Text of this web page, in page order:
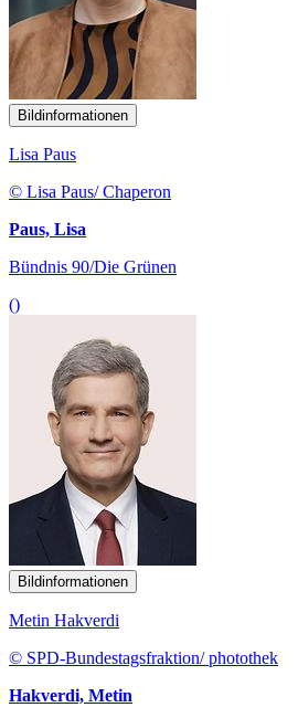
Bildinformationen
Lisa Paus
© Lisa Paus/ Chaperon
Paus, Lisa
Bündnis 90/Die Grünen
()
Bildinformationen
Metin Hakverdi
© SPD-Bundestagsfraktion/ photothek
Hakverdi, Metin